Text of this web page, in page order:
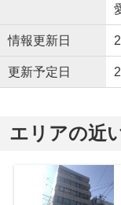
情報更新日
更新予定日
エリアの近